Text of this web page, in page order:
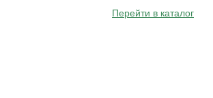
Перейти в каталог